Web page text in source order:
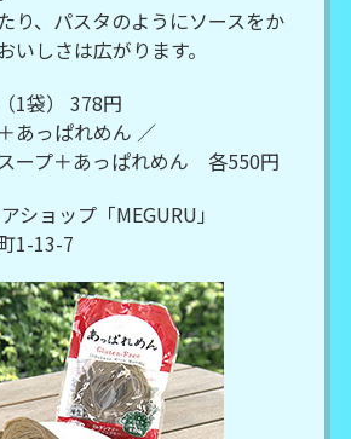
り、パスタのようにソースをか
いしさは広がります。
1袋） 378円
あっぱれめん ／
ープ＋あっぱれめん 各550円
ショップ「MEGURU」
1-13-7